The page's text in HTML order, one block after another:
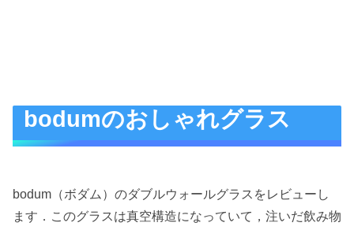
bodumのおしゃれグラス
bodum（ボダム）のダブルウォールグラスをレビューし
ます．このグラスは真空構造になっていて，注いだ飲み物